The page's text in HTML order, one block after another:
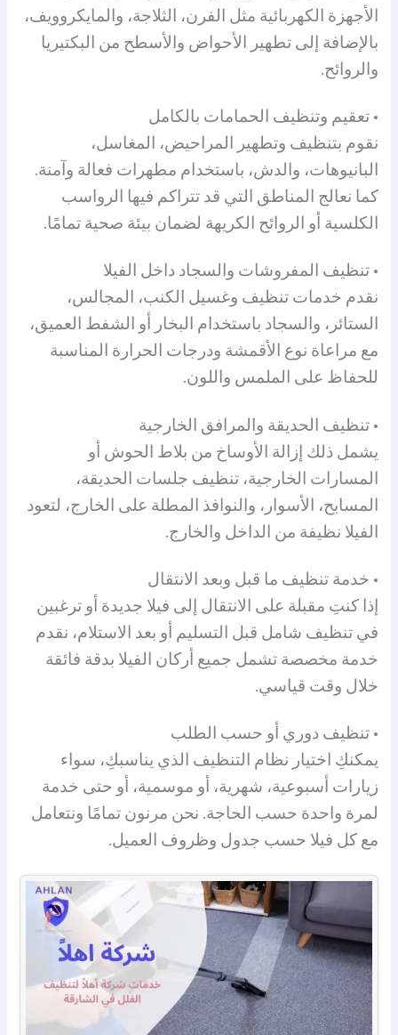
الأجهزة الكهربائية مثل الفرن، الثلاجة، والمايكروويف،
بالإضافة إلى تطهير الأحواض والأسطح من البكتيريا
والروائح.
• تعقيم وتنظيف الحمامات بالكامل
نقوم بتنظيف وتطهير المراحيض، المغاسل،
البانيوهات، والدش، باستخدام مطهرات فعالة وآمنة.
كما نعالج المناطق التي قد تتراكم فيها الرواسب
الكلسية أو الروائح الكريهة لضمان بيئة صحية تمامًا.
• تنظيف المفروشات والسجاد داخل الفيلا
نقدم خدمات تنظيف وغسيل الكنب، المجالس،
الستائر، والسجاد باستخدام البخار أو الشفط العميق،
مع مراعاة نوع الأقمشة ودرجات الحرارة المناسبة
للحفاظ على الملمس واللون.
• تنظيف الحديقة والمرافق الخارجية
يشمل ذلك إزالة الأوساخ من بلاط الحوش أو
المسارات الخارجية، تنظيف جلسات الحديقة،
المسابح، الأسوار، والنوافذ المطلة على الخارج، لتعود
الفيلا نظيفة من الداخل والخارج.
• خدمة تنظيف ما قبل وبعد الانتقال
إذا كنتِ مقبلة على الانتقال إلى فيلا جديدة أو ترغبين
في تنظيف شامل قبل التسليم أو بعد الاستلام، نقدم
خدمة مخصصة تشمل جميع أركان الفيلا بدقة فائقة
خلال وقت قياسي.
• تنظيف دوري أو حسب الطلب
يمكنكِ اختيار نظام التنظيف الذي يناسبكِ، سواء
زيارات أسبوعية، شهرية، أو موسمية، أو حتى خدمة
لمرة واحدة حسب الحاجة. نحن مرنون تمامًا ونتعامل
مع كل فيلا حسب جدول وظروف العميل.